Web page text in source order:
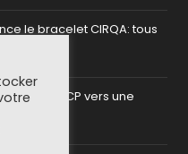
le bracelet CIRQA: tous
serveur MCP vers une